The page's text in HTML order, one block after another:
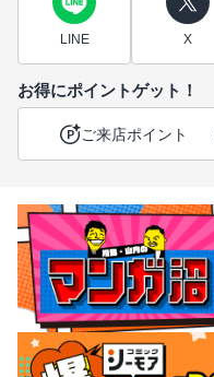
LINE X
お得にポイントゲット！
ご来店ポイント